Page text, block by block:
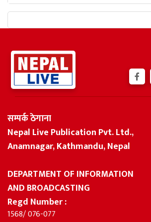
सम्पर्क ठेगाना
Nepal Live Publication Pvt. Ltd.,
Anamnagar, Kathmandu, Nepal
DEPARTMENT OF INFORMATION
AND BROADCASTING
Regd Number :
1568/ 076-077